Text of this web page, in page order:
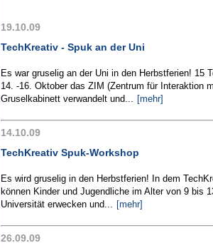
19.10.09
TechKreativ - Spuk an der Uni
Es war gruselig an der Uni in den Herbstferien! 15
14. -16. Oktober das ZIM (Zentrum für Interaktion
Gruselkabinett verwandelt und... [mehr]
14.10.09
TechKreativ Spuk-Workshop
Es wird gruselig in den Herbstferien! In dem
können Kinder und Jugendliche im Alter von 9 bis
Universität erwecken und... [mehr]
26.09.09